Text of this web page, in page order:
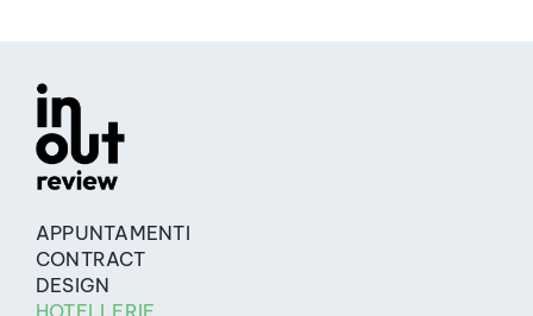
APPUNTAMENTI
CONTRACT
DESIGN
HOTELLERIE